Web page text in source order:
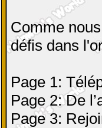
Comme
défis dans
Page 1:
Page 2: De
Page 3: